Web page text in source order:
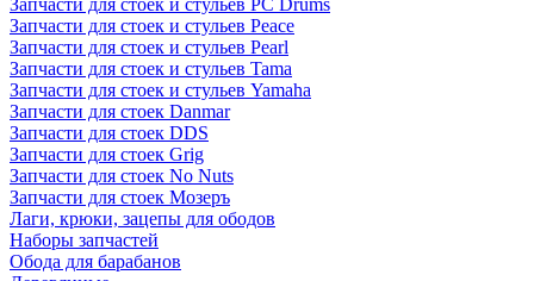
Запчасти для стоек и стульев PC Drums
Запчасти для стоек и стульев Peace
Запчасти для стоек и стульев Pearl
Запчасти для стоек и стульев Tama
Запчасти для стоек и стульев Yamaha
Запчасти для стоек Danmar
Запчасти для стоек DDS
Запчасти для стоек Grig
Запчасти для стоек No Nuts
Запчасти для стоек Мозеръ
Лаги, крюки, зацепы для ободов
Наборы запчастей
Обода для барабанов